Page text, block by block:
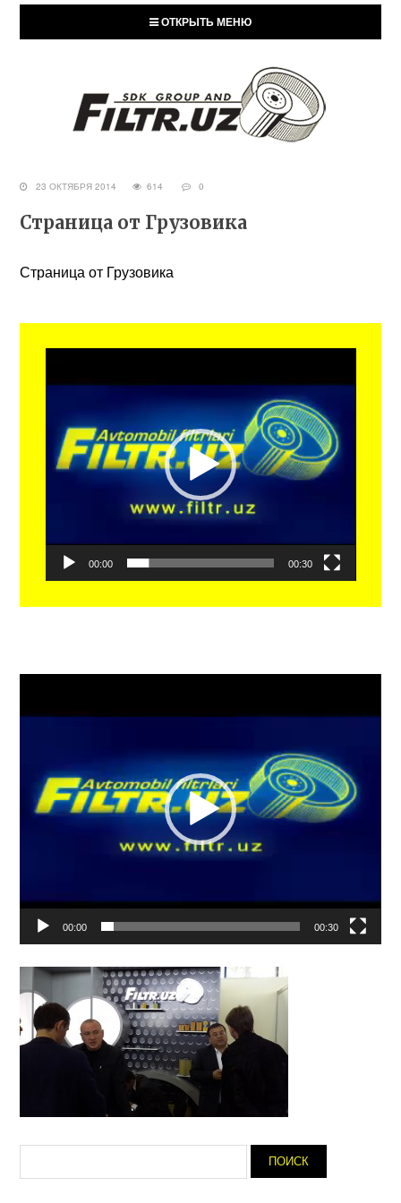
ОТКРЫТЬ МЕНЮ
23 ОКТЯБРЯ 2014 614 0
Страница от Грузовика
Страница от Грузовика
00:00 00:30
00:00 00:30